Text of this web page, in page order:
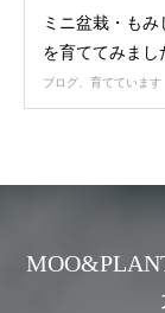
ミニ盆栽・もみ
を育ててみまし
ブログ、育てています